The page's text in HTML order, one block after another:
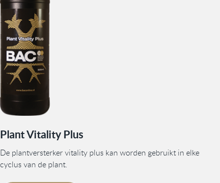
Plant Vitality Plus
De plantversterker vitality plus kan worden gebruikt in elke
cyclus van de plant.